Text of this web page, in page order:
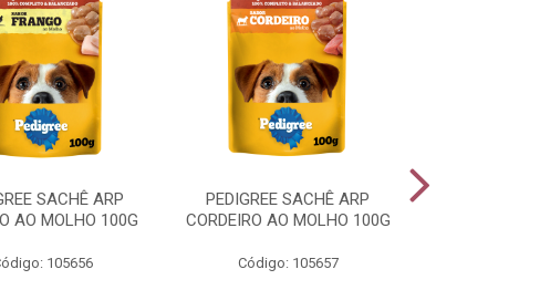
SACHÊ ARP
AO MOLHO 100G
105656
PEDIGREE SACHÊ ARP
CORDEIRO AO MOLHO 100G
Código: 105657